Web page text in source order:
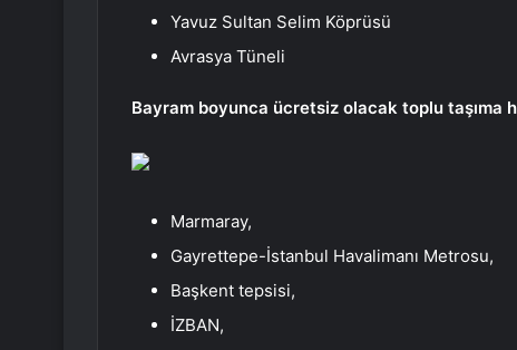
Yavuz Sultan Selim Köprüsü
Avrasya Tüneli
Bayram boyunca ücretsiz olacak toplu taşıma
Marmaray,
Gayrettepe-İstanbul Havalimanı Metrosu,
Başkent tepsisi,
İZBAN,